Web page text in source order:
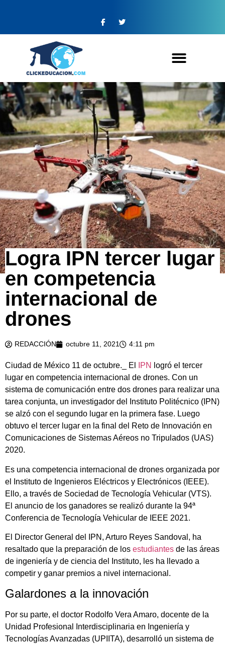
Logra IPN tercer lugar
en competencia
internacional de
drones
REDACCIÓN octubre 11, 2021 4:11 pm
Ciudad de México 11 de octubre._ El IPN
logró el tercer
lugar en competencia internacional de drones. Con un
sistema de comunicación entre dos drones para realizar una
tarea conjunta, un investigador del Instituto Politécnico (IPN)
se alzó con el segundo lugar en la primera fase. Luego
obtuvo el tercer lugar en la final del Reto de Innovación en
Comunicaciones de Sistemas Aéreos no Tripulados (UAS)
2020.
Es una competencia internacional de drones organizada por
el Instituto de Ingenieros Eléctricos y Electrónicos (IEEE).
Ello, a través de Sociedad de Tecnología Vehicular (VTS).
El anuncio de los ganadores se realizó durante la 94ª
Conferencia de Tecnología Vehicular de IEEE 2021.
El Director General del IPN, Arturo Reyes Sandoval, ha
resaltado que la preparación de los estudiantes de las áreas
de ingeniería y de ciencia del Instituto, les ha llevado a
competir y ganar premios a nivel internacional.
Galardones a la innovación
Por su parte, el doctor Rodolfo Vera Amaro, docente de la
Unidad Profesional Interdisciplinaria en Ingeniería y
Tecnologías Avanzadas (UPIITA), desarrolló un sistema de